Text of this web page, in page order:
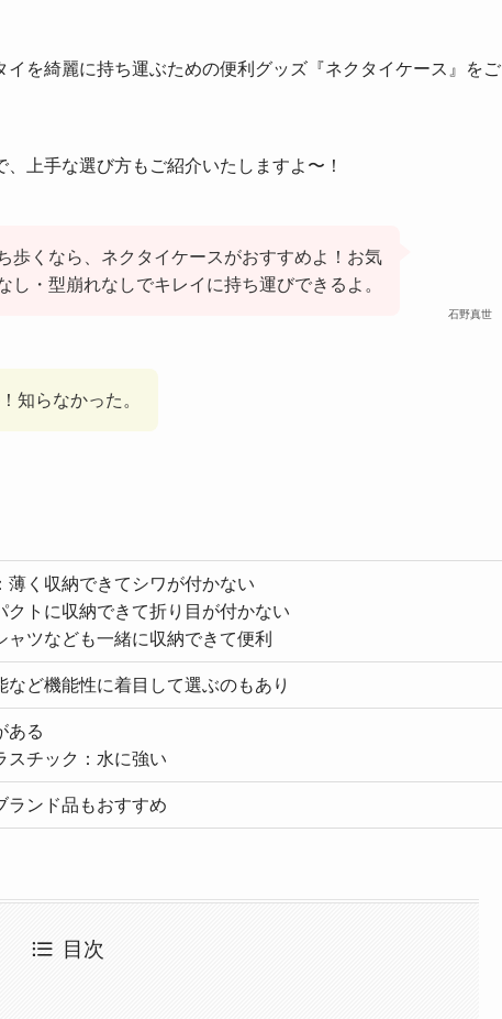
を綺麗に持ち運ぶための便利グッズ『ネクタイケース』をご
上手な選び方もご紹介いたしますよ〜！
石野真世
歩くなら、ネクタイケースがおすすめよ！お気
し・型崩れなしでキレイに持ち運びできるよ。
知らなかった。
薄く収納できてシワが付かない
クトに収納できて折り目が付かない
ャツなども一緒に収納できて便利
など機能性に着目して選ぶのもあり
ある
スチック：水に強い
ランド品もおすすめ
目次